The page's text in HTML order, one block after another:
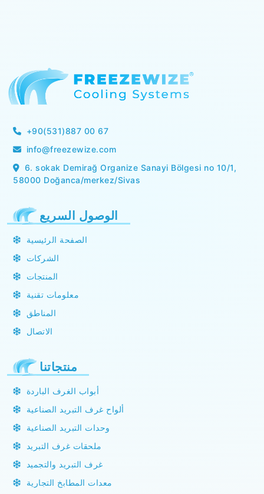
+90(531)887 00 67
info@freezewize.com
6. sokak Demirağ Organize Sanayi Bölgesi no 10/1,
58000 Doğanca/merkez/Sivas
الوصول السريع
الصفحة الرئيسية
الشركات
المنتجات
معلومات تقنية
المناطق
الاتصال
منتجاتنا
أبواب الغرف الباردة
ألواح غرف التبريد الصناعية
وحدات التبريد الصناعية
ملحقات غرف التبريد
غرف التبريد والتجميد
معدات المطابخ التجارية